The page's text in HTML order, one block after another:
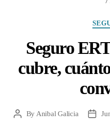
Seguro
cubre,
PostBy Anibal Galicia
Post